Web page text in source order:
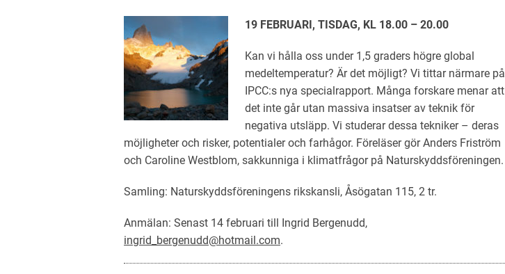
19 FEBRUARI, TISDAG, KL 18.00 – 20.00
Kan vi hålla oss under 1,5 graders högre global
medeltemperatur? Är det möjligt? Vi tittar närmare på
IPCC:s nya specialrapport. Många forskare menar att
det inte går utan massiva insatser av teknik för
negativa utsläpp. Vi studerar dessa tekniker – deras
möjligheter och risker, potentialer och farhågor. Föreläser gör Anders Friström
och Caroline Westblom, sakkunniga i klimatfrågor på Naturskyddsföreningen.
Samling: Naturskyddsföreningens rikskansli, Åsögatan 115, 2 tr.
Anmälan: Senast 14 februari till Ingrid Bergenudd,
ingrid_bergenudd@hotmail.com.